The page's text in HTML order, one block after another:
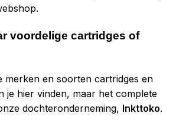
voordelige cartridges of
merken en soorten cartridges en
je hier vinden, maar het complete
dochteronderneming, Inkttoko.